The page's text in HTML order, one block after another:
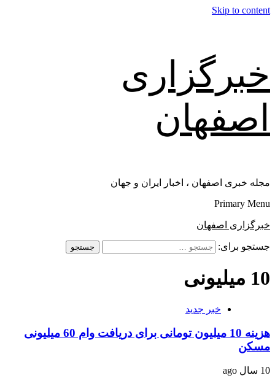
Skip to content
خبرگزاری
اصفهان
مجله خبری اصفهان ، اخبار ایران و جهان
Primary Menu
خبرگزاری اصفهان
جستجو برای:
10 میلیونی
خبر جدید
هزینه 10 میلیون تومانی برای دریافت وام 60 میلیونی
مسکن
10 سال ago